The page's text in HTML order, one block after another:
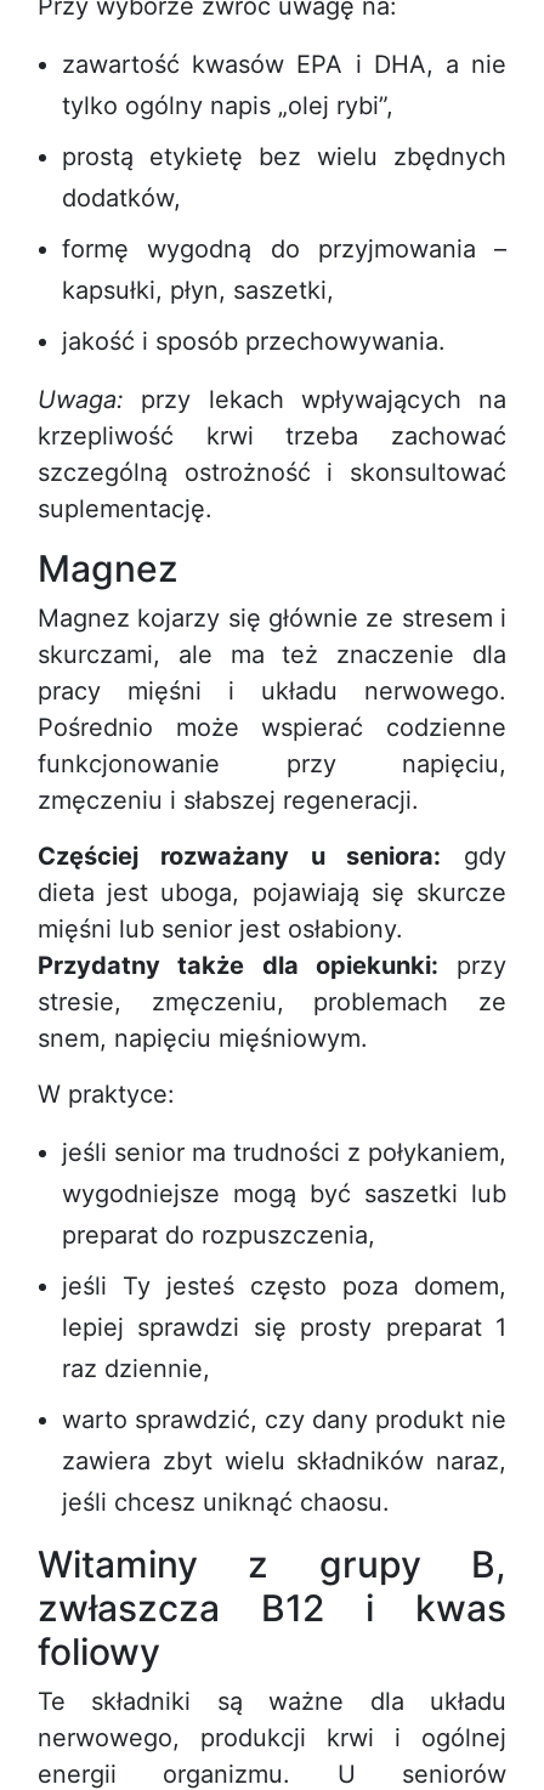
Przy wyborze zwróć uwagę na:
zawartość kwasów EPA i DHA, a nie
tylko ogólny napis „olej rybi”,
prostą etykietę bez wielu zbędnych
dodatków,
formę wygodną do przyjmowania –
kapsułki, płyn, saszetki,
jakość i sposób przechowywania.
Uwaga: przy lekach wpływających na
krzepliwość krwi trzeba zachować
szczególną ostrożność i skonsultować
suplementację.
Magnez
Magnez kojarzy się głównie ze stresem i
skurczami, ale ma też znaczenie dla
pracy mięśni i układu nerwowego.
Pośrednio może wspierać codzienne
funkcjonowanie przy napięciu,
zmęczeniu i słabszej regeneracji.
Częściej rozważany u seniora: gdy
dieta jest uboga, pojawiają się skurcze
mięśni lub senior jest osłabiony.
Przydatny także dla opiekunki: przy
stresie, zmęczeniu, problemach ze
snem, napięciu mięśniowym.
W praktyce:
jeśli senior ma trudności z połykaniem,
wygodniejsze mogą być saszetki lub
preparat do rozpuszczenia,
jeśli Ty jesteś często poza domem,
lepiej sprawdzi się prosty preparat 1
raz dziennie,
warto sprawdzić, czy dany produkt nie
zawiera zbyt wielu składników naraz,
jeśli chcesz uniknąć chaosu.
Witaminy z grupy B,
zwłaszcza B12 i kwas
foliowy
Te składniki są ważne dla układu
nerwowego, produkcji krwi i ogólnej
energii organizmu. U seniorów